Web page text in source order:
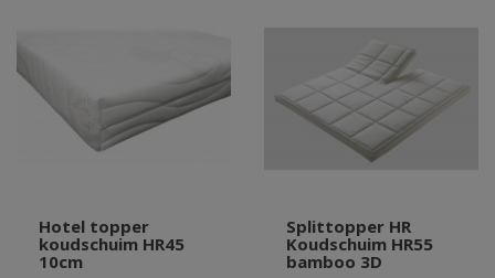
Hotel topper
koudschuim HR45
10cm
Splittopper HR
Koudschuim HR55
bamboo 3D